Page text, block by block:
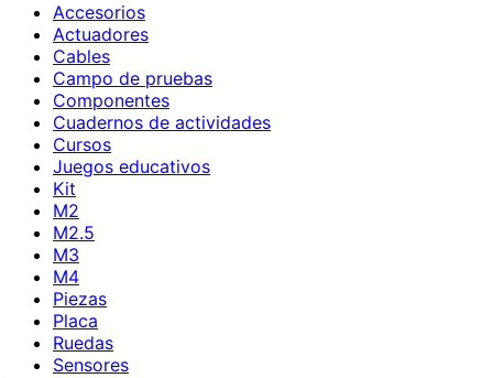
Accesorios
Actuadores
Cables
Campo de pruebas
Componentes
Cuadernos de actividades
Cursos
Juegos educativos
Kit
M2
M2.5
M3
M4
Piezas
Placa
Ruedas
Sensores